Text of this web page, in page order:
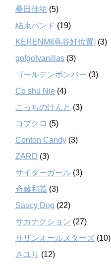
桑田佳祐 (5)
結束バンド (19)
KERENMI[蔦谷好位置] (3)
go!go!vanillas (3)
ゴールデンボンバー (3)
Co shu Nie (4)
こっちのけんと (3)
コブクロ (5)
Conton Candy (3)
ZARD (3)
サイダーガール (3)
斉藤和義 (3)
Saucy Dog (22)
サカナクション (27)
サザンオールスターズ (10)
さユり (12)